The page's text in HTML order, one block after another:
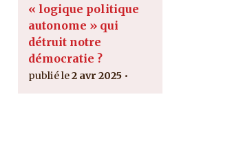
« logique politique
autonome » qui
détruit notre
démocratie ?
2 avr 2025